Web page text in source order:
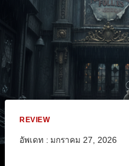
REVIEW
อัพเดท : มกราคม 27, 2026